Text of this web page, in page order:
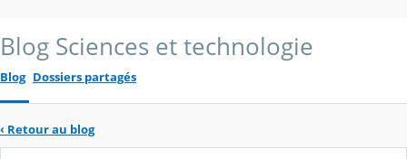
Blog Sciences et technologie
Blog Dossiers partagés
‹ Retour au blog